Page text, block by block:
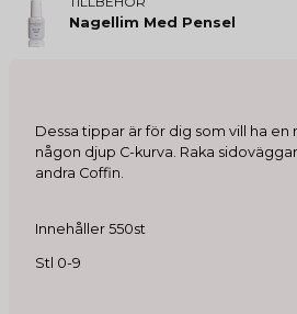
Nagellim Med Pensel
Dessa tippar är för dig som vill ha en
någon djup C-kurva. Raka
andra Coffin.
Innehåller 550st
Stl 0-9